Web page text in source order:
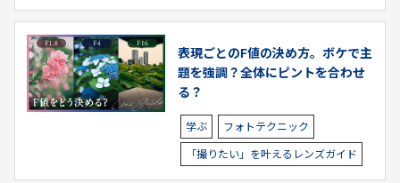
表現ごとのF値の決め方。ボケで主
題を強調？全体にピントを合わせ
る？
学ぶ フォトテクニック
「撮りたい」を叶えるレンズガイド